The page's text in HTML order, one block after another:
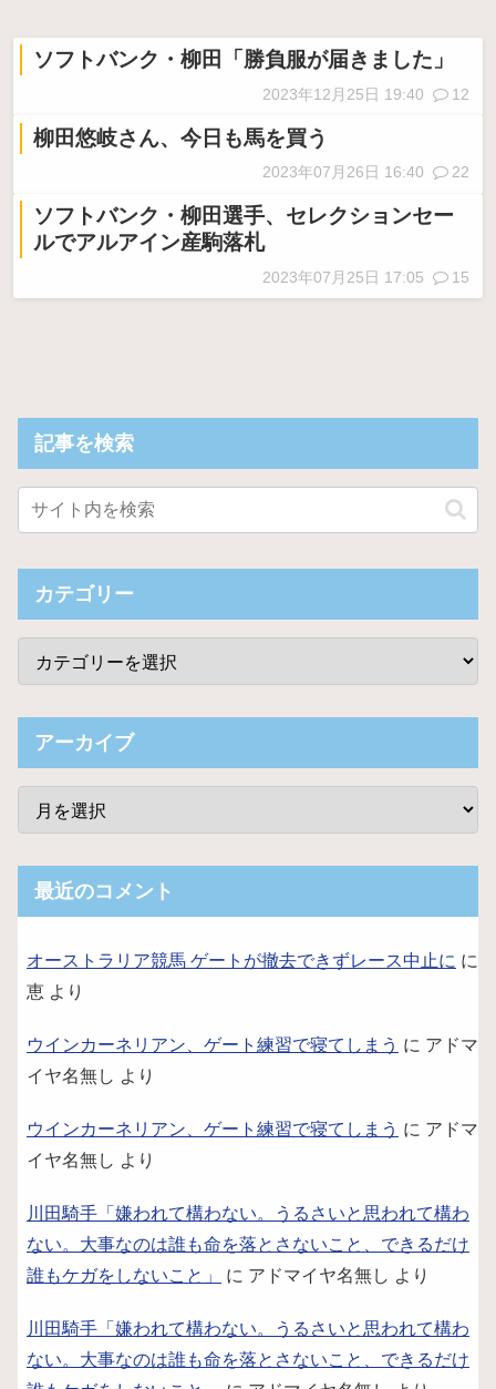
ソフトバンク・柳田「勝負服が届きました」
2023年12月25日 19:40 12
柳田悠岐さん、今日も馬を買う
2023年07月26日 16:40 22
ソフトバンク・柳田選手、セレクションセー
ルでアルアイン産駒落札
2023年07月25日 17:05 15
記事を検索
カテゴリー
アーカイブ
最近のコメント
オーストラリア競馬 ゲートが撤去できずレース中止に に
恵 より
ウインカーネリアン、ゲート練習で寝てしまう に アドマ
イヤ名無し より
ウインカーネリアン、ゲート練習で寝てしまう に アドマ
イヤ名無し より
川田騎手「嫌われて構わない。うるさいと思われて構わ
ない。大事なのは誰も命を落とさないこと、できるだけ
誰もケガをしないこと」
に アドマイヤ名無し より
川田騎手「嫌われて構わない。うるさいと思われて構わ
ない。大事なのは誰も命を落とさないこと、できるだけ